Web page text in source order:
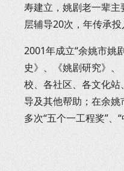
寿建立，姚剧老一辈
层辅导20次，年传承投
2001年成立“余姚市姚
史》、《姚剧研究》
校、各社区、各文化
导及其他帮助；在余
多次“五个一工程奖”、